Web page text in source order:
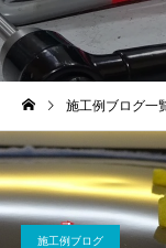
施工例ブログ一
施工例ブログ